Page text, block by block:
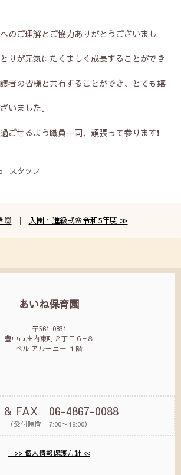
のご理解とご協力ありがとうございまし
りが元気にたくましく成長することができ
者の皆様と共有することができ、とても嬉
いました。
ごせるよう職員一同、頑張って参ります❗
スタッフ
👹 ｜ 入園・進級式🌸令和5年度 ≫
あいね保育園
〒561-0831
豊中市庄内東町２丁目６−８
ベル アルモニー １階
& FAX 06-4867-0088
（受付時間 7:00〜19:00）
>> 個人情報保護方針 <<